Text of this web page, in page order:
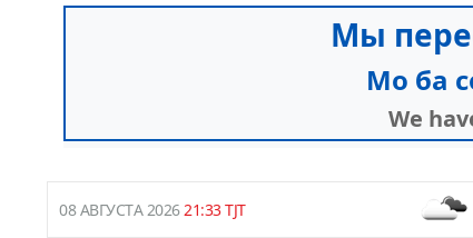
08 АВГУСТА 202621:33 TJT